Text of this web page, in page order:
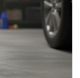
Glömt lösenord?